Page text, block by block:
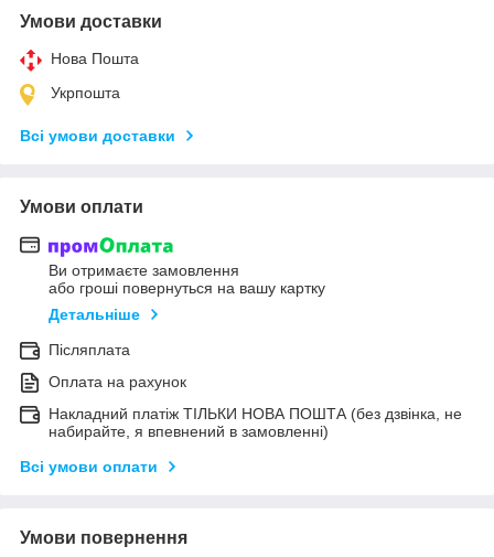
Умови доставки
Нова Пошта
Укрпошта
Всі умови доставки
Умови оплати
Ви отримаєте замовлення
або гроші повернуться на вашу картку
Детальніше
Післяплата
Оплата на рахунок
Накладний платіж ТІЛЬКИ НОВА ПОШТА (без дзвінка, не
набирайте, я впевнений в замовленні)
Всі умови оплати
Умови повернення